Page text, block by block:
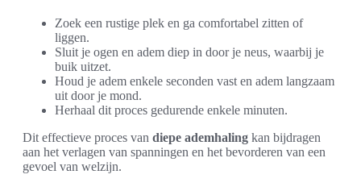
Zoek een rustige plek en ga comfortabel zitten of
liggen.
Sluit je ogen en adem diep in door je neus, waarbij je
buik uitzet.
Houd je adem enkele seconden vast en adem langzaam
uit door je mond.
Herhaal dit proces gedurende enkele minuten.
Dit effectieve proces van diepe ademhaling kan bijdragen
aan het verlagen van spanningen en het bevorderen van een
gevoel van welzijn.